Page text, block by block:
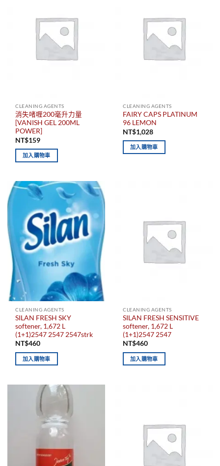
CLEANING AGENTS
消失啫喱200毫升力量
[VANISH GEL 200ML
POWER]
NT$159
加入購物車
CLEANING AGENTS
FAIRY CAPS PLATINUM
96 LEMON
NT$1,028
加入購物車
CLEANING AGENTS
SILAN FRESH SKY
softener, 1,672 L
(1+1)2547 2547 2547strk
NT$460
加入購物車
CLEANING AGENTS
SILAN FRESH SENSITIVE
softener, 1,672 L
(1+1)2547 2547
NT$460
加入購物車